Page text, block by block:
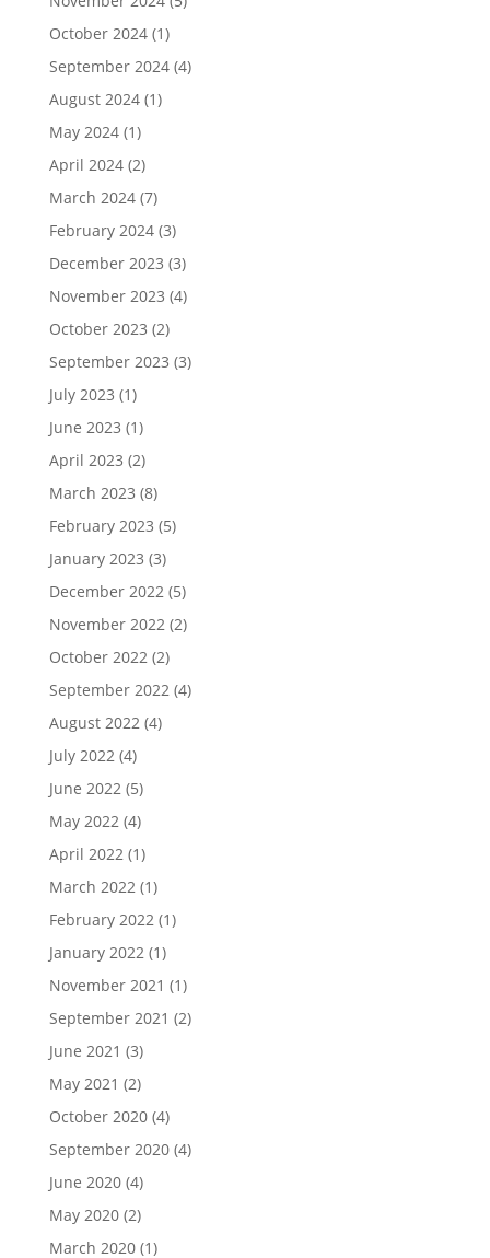
October 2024(1)
September 2024(4)
August 2024(1)
May 2024(1)
April 2024(2)
March 2024(7)
February 2024(3)
December 2023 (3)
November 2023 (4)
October 2023 (2)
September 2023 (3)
July 2023 (1)
June 2023 (1)
April 2023 (2)
March 2023 (8)
February 2023 (5)
January 2023 (3)
December 2022(5)
November 2022(2)
October 2022(2)
September 2022(4)
August 2022(4)
July 2022(4)
June 2022(5)
May 2022(4)
April 2022(1)
March 2022(1)
February 2022(1)
January 2022(1)
November 2021 (1)
September 2021 (2)
June 2021 (3)
May 2021 (2)
October 2020(4)
September 2020(4)
June 2020(4)
May 2020(2)
March 2020(1)